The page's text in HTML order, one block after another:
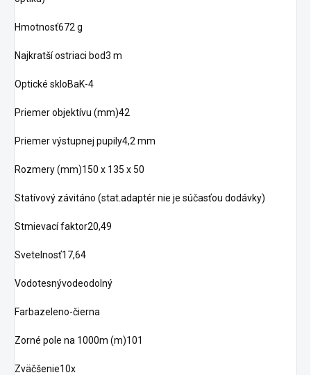
Hmotnosť672 g
Najkratší ostriaci bod3 m
Optické skloBaK-4
Priemer objektívu (mm)42
Priemer výstupnej pupily4,2 mm
Rozmery (mm)150 x 135 x 50
Statívový závitáno (stat.adaptér nie je súčasťou dodávky)
Stmievací faktor20,49
Svetelnosť17,64
Vodotesnývodeodolný
Farbazeleno-čierna
Zorné pole na 1000m (m)101
Zväčšenie10x